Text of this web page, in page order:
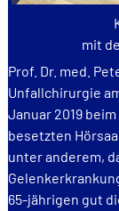
mit
Prof. Dr. med.
Unfallchirurgie
Januar 2019
besetzten
unter anderem,
65-jährigen gut